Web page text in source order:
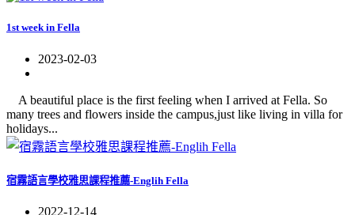
1st week in Fella
2023-02-03
A beautiful place is the first feeling when I arrived at Fella. So
many trees and flowers inside the campus,just like living in villa for
holidays...
宿霧語言學校雅思課程推薦-Englih Fella
2022-12-14